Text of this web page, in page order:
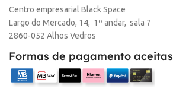
Centro empresarial Black Space
Largo do Mercado, 14, 1º andar, sala 7
2860-052 Alhos Vedros
Formas de pagamento aceitas